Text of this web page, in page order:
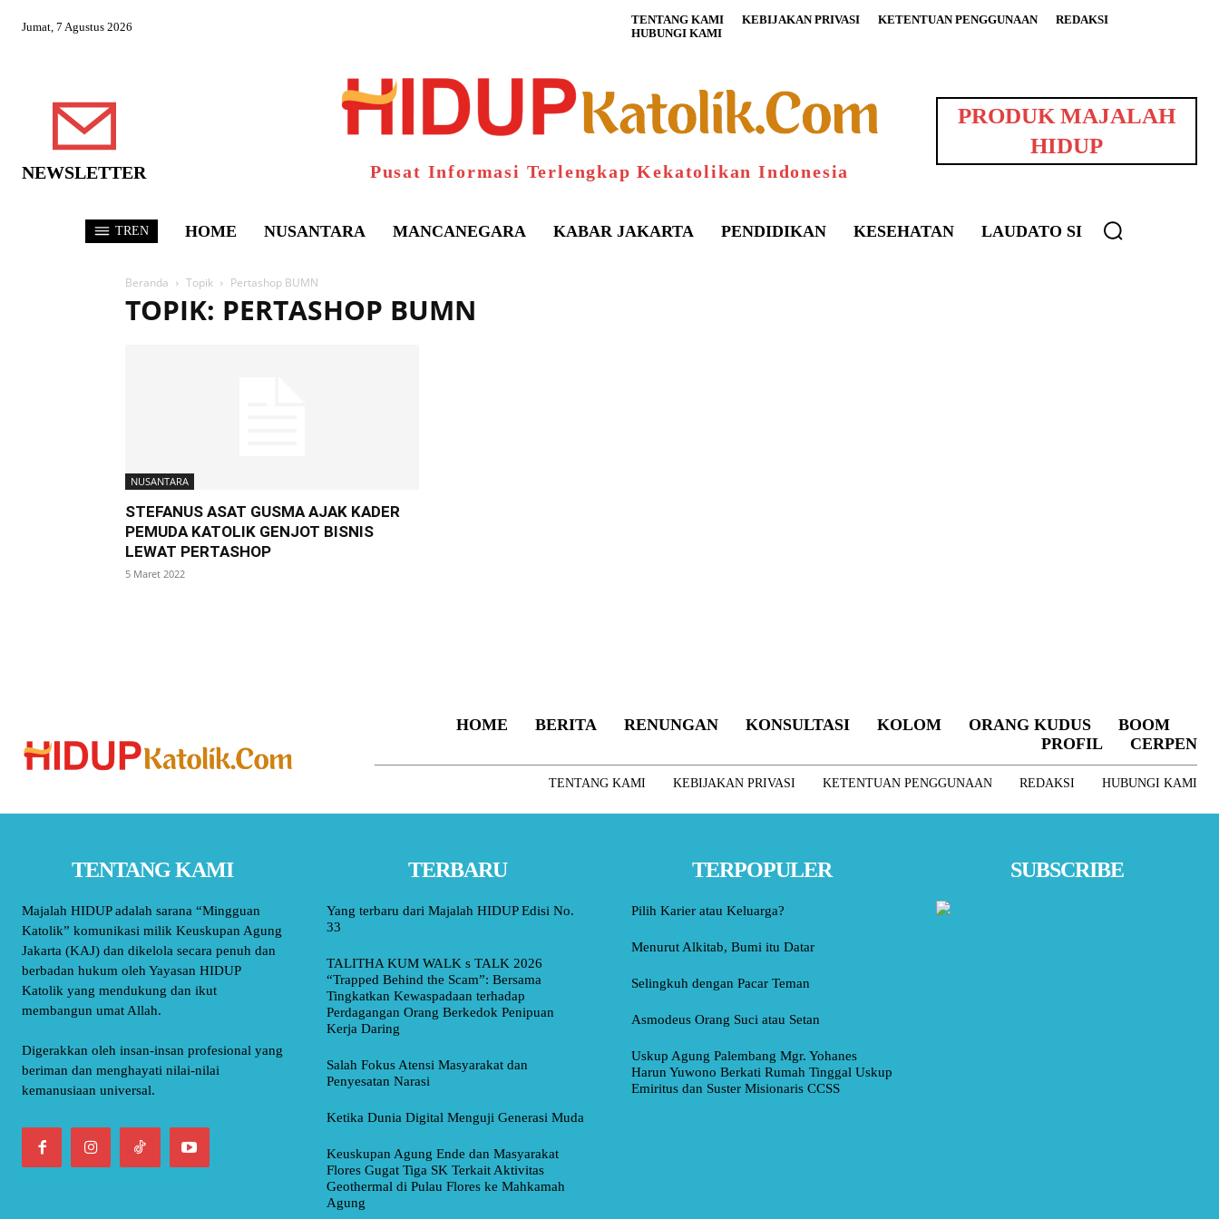
Jumat, 7 Agustus 2026 TENTANG KAMI KEBIJAKAN PRIVASI KETENTUAN PENGGUNAAN
REDAKSI
HUBUNGI KAMI
NEWSLETTER Pusat Informasi Terlengkap Kekatolikan Indonesia
PRODUK MAJALAH
HIDUP
TREN HOME NUSANTARA MANCANEGARA KABAR JAKARTA PENDIDIKAN KESEHATAN LAUDATO SI
Beranda Topik Pertashop BUMN
TOPIK: PERTASHOP BUMN
NUSANTARA
STEFANUS ASAT GUSMA AJAK KADER
PEMUDA KATOLIK GENJOT BISNIS
LEWAT PERTASHOP
5 Maret 2022
HOME BERITA RENUNGAN KONSULTASI KOLOM ORANG KUDUS
BOOM
PROFIL
CERPEN
TENTANG KAMI KEBIJAKAN PRIVASI KETENTUAN PENGGUNAAN REDAKSI HUBUNGI KAMI
TENTANG KAMI
Majalah HIDUP adalah sarana “Mingguan
Katolik” komunikasi milik Keuskupan Agung
Jakarta (KAJ) dan dikelola secara penuh dan
berbadan hukum oleh Yayasan HIDUP
Katolik yang mendukung dan ikut
membangun umat Allah.
Digerakkan oleh insan-insan profesional yang
beriman dan menghayati nilai-nilai
kemanusiaan universal.
TERBARU
Yang terbaru dari Majalah HIDUP Edisi No.
33
TALITHA KUM WALK s TALK 2026
“Trapped Behind the Scam”: Bersama
Tingkatkan Kewaspadaan terhadap
Perdagangan Orang Berkedok Penipuan
Kerja Daring
Salah Fokus Atensi Masyarakat dan
Penyesatan Narasi
Ketika Dunia Digital Menguji Generasi Muda
Keuskupan Agung Ende dan Masyarakat
Flores Gugat Tiga SK Terkait Aktivitas
Geothermal di Pulau Flores ke Mahkamah
Agung
TERPOPULER
Pilih Karier atau Keluarga?
Menurut Alkitab, Bumi itu Datar
Selingkuh dengan Pacar Teman
Asmodeus Orang Suci atau Setan
Uskup Agung Palembang Mgr. Yohanes
Harun Yuwono Berkati Rumah Tinggal Uskup
Emiritus dan Suster Misionaris CCSS
SUBSCRIBE